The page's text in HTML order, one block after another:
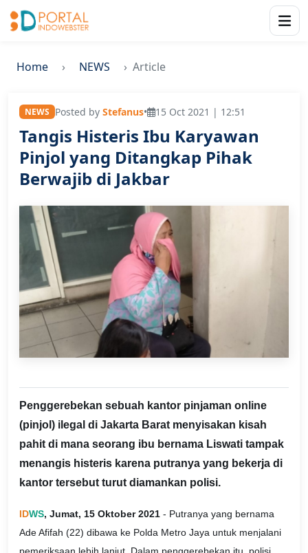
Home NEWS Article
NEWS Posted by Stefanus• 15 Oct 2021 | 12:51
Tangis Histeris Ibu Karyawan
Pinjol yang Ditangkap Pihak
Berwajib di Jakbar
Penggerebekan sebuah kantor pinjaman online
(pinjol) ilegal di Jakarta Barat menyisakan kisah
pahit di mana seorang ibu bernama Liswati tampak
menangis histeris karena putranya yang bekerja di
kantor tersebut turut diamankan polisi.
IDWS, Jumat, 15 Oktober 2021 - Putranya yang bernama
Ade Afifah (22) dibawa ke Polda Metro Jaya untuk menjalani
pemeriksaan lebih lanjut. Dalam penggerebekan itu, polisi